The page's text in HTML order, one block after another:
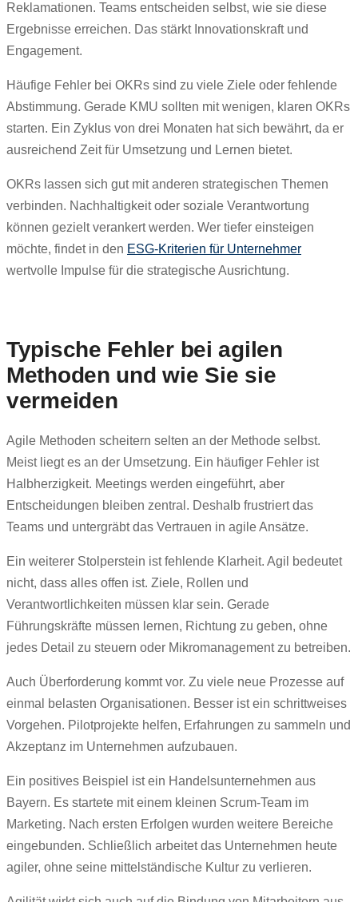
Reklamationen. Teams entscheiden selbst, wie sie diese
Ergebnisse erreichen. Das stärkt Innovationskraft und
Engagement.
Häufige Fehler bei OKRs sind zu viele Ziele oder fehlende
Abstimmung. Gerade KMU sollten mit wenigen, klaren OKRs
starten. Ein Zyklus von drei Monaten hat sich bewährt, da er
ausreichend Zeit für Umsetzung und Lernen bietet.
OKRs lassen sich gut mit anderen strategischen Themen
verbinden. Nachhaltigkeit oder soziale Verantwortung
können gezielt verankert werden. Wer tiefer einsteigen
möchte, findet in den ESG‑Kriterien für Unternehmer
wertvolle Impulse für die strategische Ausrichtung.
Typische Fehler bei agilen
Methoden und wie Sie sie
vermeiden
Agile Methoden scheitern selten an der Methode selbst.
Meist liegt es an der Umsetzung. Ein häufiger Fehler ist
Halbherzigkeit. Meetings werden eingeführt, aber
Entscheidungen bleiben zentral. Deshalb frustriert das
Teams und untergräbt das Vertrauen in agile Ansätze.
Ein weiterer Stolperstein ist fehlende Klarheit. Agil bedeutet
nicht, dass alles offen ist. Ziele, Rollen und
Verantwortlichkeiten müssen klar sein. Gerade
Führungskräfte müssen lernen, Richtung zu geben, ohne
jedes Detail zu steuern oder Mikromanagement zu betreiben.
Auch Überforderung kommt vor. Zu viele neue Prozesse auf
einmal belasten Organisationen. Besser ist ein schrittweises
Vorgehen. Pilotprojekte helfen, Erfahrungen zu sammeln und
Akzeptanz im Unternehmen aufzubauen.
Ein positives Beispiel ist ein Handelsunternehmen aus
Bayern. Es startete mit einem kleinen Scrum‑Team im
Marketing. Nach ersten Erfolgen wurden weitere Bereiche
eingebunden. Schließlich arbeitet das Unternehmen heute
agiler, ohne seine mittelständische Kultur zu verlieren.